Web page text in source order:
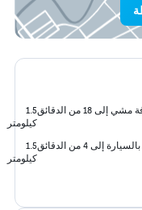
إلى 18 من الدقائق
1.5
كيلومتر
إلى 4 من الدقائق
1.5
كيلومتر